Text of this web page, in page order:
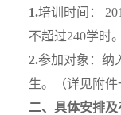
1.培训时间：
不超过240学时
2.参加对象：纳
生。（详见附件
二、具体安排